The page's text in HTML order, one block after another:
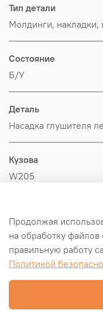
Тип детали
Молдинги,
Состояние
Б/У
Деталь
Насадка глушителя
Кузова
W205
MERCEDES-BENZ
Оригинал/Аналог
Продолжая
на обработку
правильную работу
Политикой